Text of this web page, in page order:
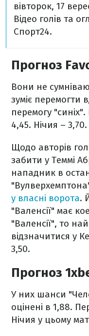
вівторок, 17
Відео голів та
Спорт24.
Прогноз
Вони не
зуміє перемогти
перемогу
4,45. Нічия – 3,70.
Щодо авторів
забити у Теммі
нападник в
у власні ворота.
"Валенсії" має
"Валенсії", то
відзначитися у
3,50.
Прогноз
У них шанси
оцінені в 1,88.
Нічия у цьому